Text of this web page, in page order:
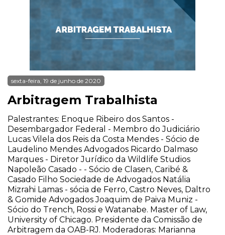
sexta-feira, 19 de junho de 2020
Arbitragem Trabalhista
Palestrantes: Enoque Ribeiro dos Santos -
Desembargador Federal - Membro do Judiciário
Lucas Vilela dos Reis da Costa Mendes - Sócio de
Laudelino Mendes Advogados Ricardo Dalmaso
Marques - Diretor Jurídico da Wildlife Studios
Napoleão Casado - - Sócio de Clasen, Caribé &
Casado Filho Sociedade de Advogados Natália
Mizrahi Lamas - sócia de Ferro, Castro Neves, Daltro
& Gomide Advogados Joaquim de Paiva Muniz -
Sócio do Trench, Rossi e Watanabe. Master of Law,
University of Chicago. Presidente da Comissão de
Arbitragem da OAB-RJ. Moderadoras: Marianna